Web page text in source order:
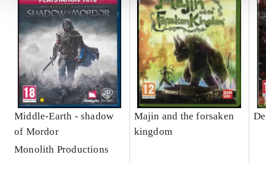
Middle-Earth - shadow
of Mordor
Monolith Productions
Majin and the forsaken
kingdom